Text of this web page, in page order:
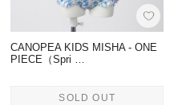
CANOPEA KIDS MISHA - ONE
PIECE（Spri …
SOLD OUT